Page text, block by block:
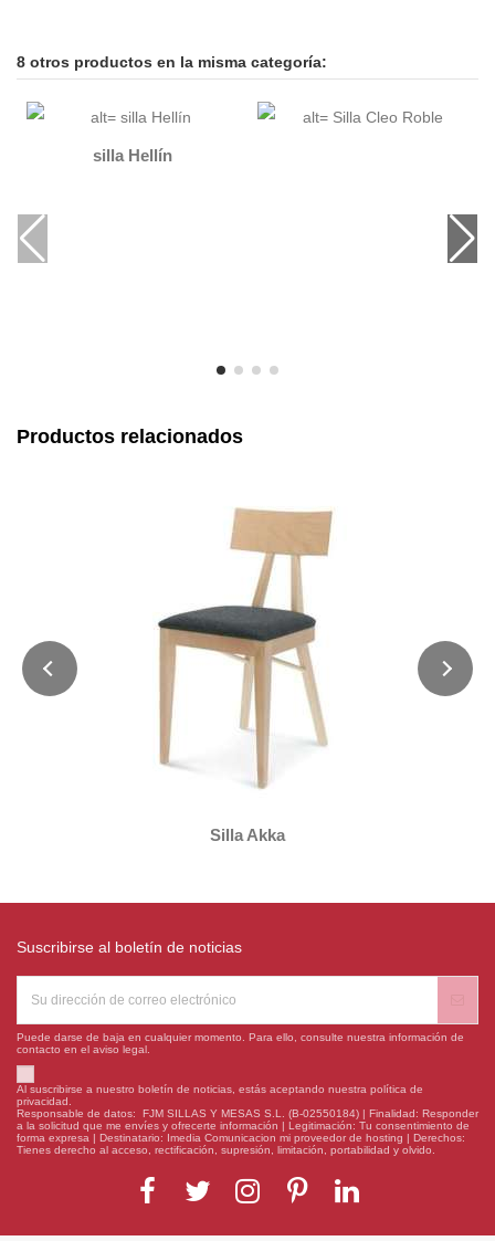
8 otros productos en la misma categoría:
silla Hellín
Productos relacionados
Silla Akka
Suscribirse al boletín de noticias
Puede darse de baja en cualquier momento. Para ello, consulte nuestra información de
contacto en el aviso legal.
Al suscribirse a nuestro boletín de noticias, estás aceptando nuestra política de
privacidad.
Responsable de datos: FJM SILLAS Y MESAS S.L. (B-02550184) | Finalidad: Responder
a la solicitud que me envíes y ofrecerte información | Legitimación: Tu consentimiento de
forma expresa | Destinatario: Imedia Comunicacion mi proveedor de hosting | Derechos:
Tienes derecho al acceso, rectificación, supresión, limitación, portabilidad y olvido.